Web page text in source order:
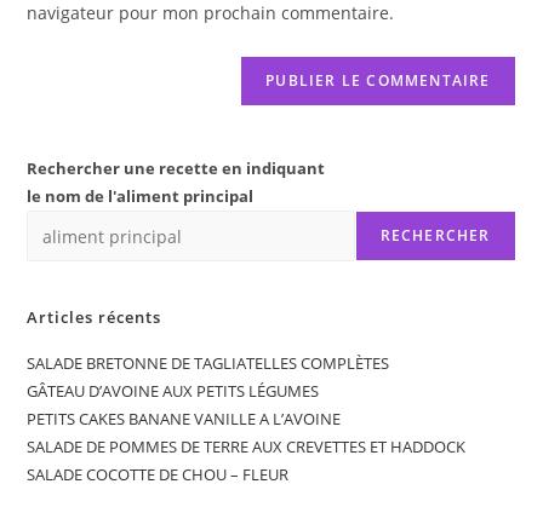
(facultatif)
navigateur pour mon prochain commentaire.
Rechercher une recette en indiquant
le nom de l'aliment principal
RECHERCHER
Articles récents
SALADE BRETONNE DE TAGLIATELLES COMPLÈTES
GÂTEAU D’AVOINE AUX PETITS LÉGUMES
PETITS CAKES BANANE VANILLE A L’AVOINE
SALADE DE POMMES DE TERRE AUX CREVETTES ET HADDOCK
SALADE COCOTTE DE CHOU – FLEUR